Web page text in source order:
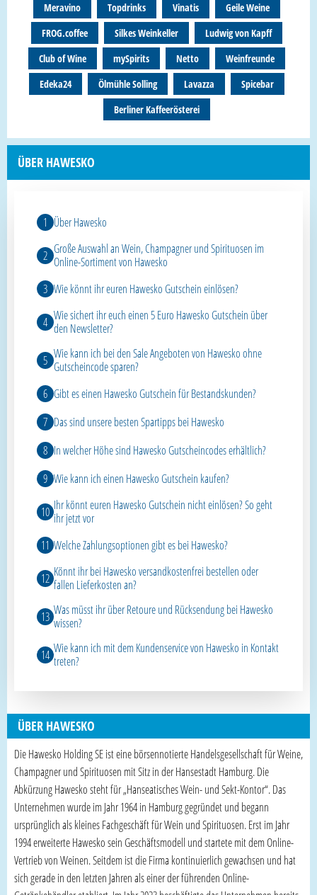
Meravino
Topdrinks Vinatis
Geile Weine
FROG.coffee
Silkes Weinkeller
Ludwig von Kapff
Club of Wine
mySpirits Netto
Weinfreunde
Edeka24
Ölmühle Solling Lavazza
Spicebar
Berliner Kaffeerösterei
ÜBER HAWESKO
Über Hawesko
Große Auswahl an Wein, Champagner und Spirituosen im
Online-Sortiment von Hawesko
Wie könnt ihr euren Hawesko Gutschein einlösen?
Wie sichert ihr euch einen 5 Euro Hawesko Gutschein über
den Newsletter?
Wie kann ich bei den Sale Angeboten von Hawesko ohne
Gutscheincode sparen?
Gibt es einen Hawesko Gutschein für Bestandskunden?
Das sind unsere besten Spartipps bei Hawesko
In welcher Höhe sind Hawesko Gutscheincodes erhältlich?
Wie kann ich einen Hawesko Gutschein kaufen?
Ihr könnt euren Hawesko Gutschein nicht einlösen? So geht
ihr jetzt vor
Welche Zahlungsoptionen gibt es bei Hawesko?
Könnt ihr bei Hawesko versandkostenfrei bestellen oder
fallen Lieferkosten an?
Was müsst ihr über Retoure und Rücksendung bei Hawesko
wissen?
Wie kann ich mit dem Kundenservice von Hawesko in Kontakt
treten?
ÜBER HAWESKO
Die Hawesko Holding SE ist eine börsennotierte Handelsgesellschaft für Weine,
Champagner und Spirituosen mit Sitz in der Hansestadt Hamburg. Die
Abkürzung Hawesko steht für „Hanseatisches Wein- und Sekt-Kontor“. Das
Unternehmen wurde im Jahr 1964 in Hamburg gegründet und begann
ursprünglich als kleines Fachgeschäft für Wein und Spirituosen. Erst im Jahr
1994 erweiterte Hawesko sein Geschäftsmodell und startete mit dem Online-
Vertrieb von Weinen. Seitdem ist die Firma kontinuierlich gewachsen und hat
sich gerade in den letzten Jahren als einer der führenden Online-